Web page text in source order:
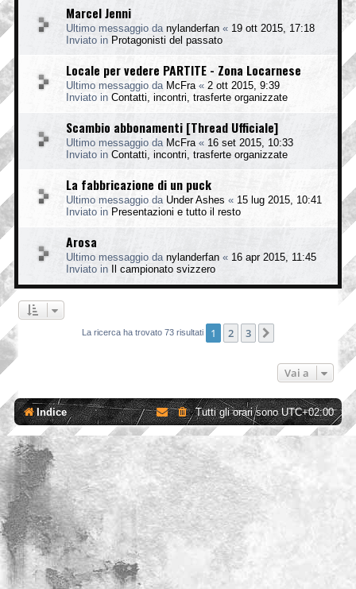
Marcel Jenni
Ultimo messaggio da nylanderfan « 19 ott 2015, 17:18
Inviato in Protagonisti del passato
Locale per vedere PARTITE - Zona Locarnese
Ultimo messaggio da McFra « 2 ott 2015, 9:39
Inviato in Contatti, incontri, trasferte organizzate
Scambio abbonamenti [Thread Ufficiale]
Ultimo messaggio da McFra « 16 set 2015, 10:33
Inviato in Contatti, incontri, trasferte organizzate
La fabbricazione di un puck
Ultimo messaggio da Under Ashes « 15 lug 2015, 10:41
Inviato in Presentazioni e tutto il resto
Arosa
Ultimo messaggio da nylanderfan « 16 apr 2015, 11:45
Inviato in
Il campionato svizzero
La ricerca ha trovato 73 risultati 1 2 3
Vai a
Indice Tutti gli orari sonoUTC+02:00